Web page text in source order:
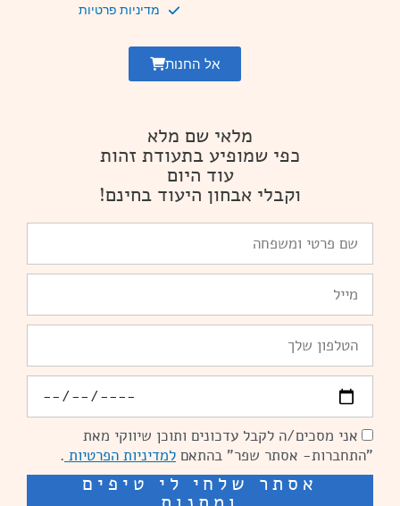
מדיניות פרטיות
אל החנות
מלאי שם מלא
כפי שמופיע בתעודת זהות
עוד היום
וקבלי אבחון היעוד בחינם!
פרטי
ומשפחה
הסכמהאני מסכים/ה לקבל עדכונים ותוכן שיווקי מאת
"התחברות- אסתר שפר" בהתאם למדיניות הפרטיות .
אסתר שלחי לי טיפים